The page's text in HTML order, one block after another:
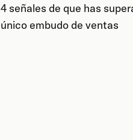
4 señales de que has
único embudo de ventas